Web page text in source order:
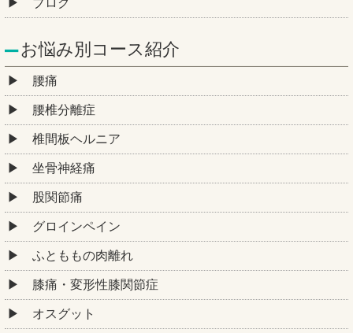
ブログ
お悩み別コース紹介
腰痛
腰椎分離症
椎間板ヘルニア
坐骨神経痛
股関節痛
グロインペイン
ふとももの肉離れ
膝痛・変形性膝関節症
オスグット